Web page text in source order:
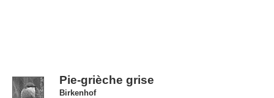
Pie-grièche grise
Birkenhof